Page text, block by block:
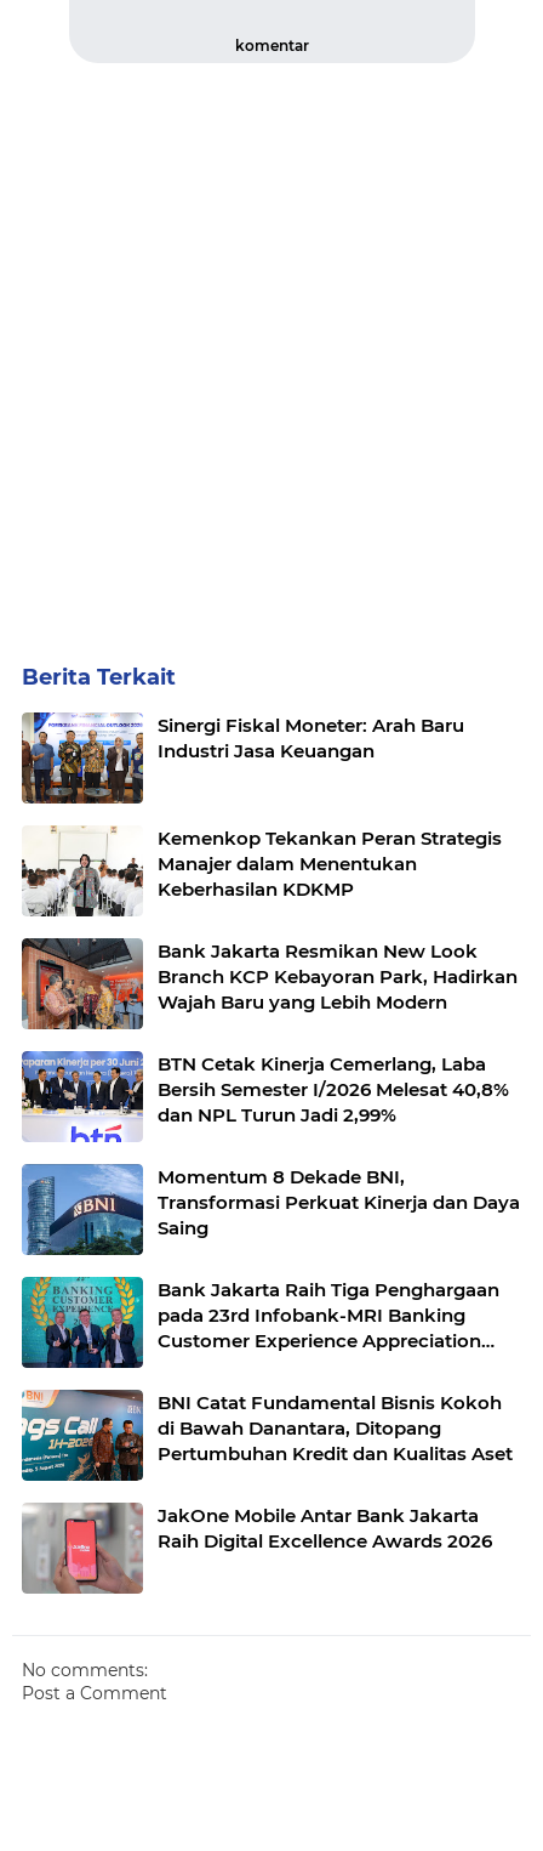
komentar
Berita Terkait
Sinergi Fiskal Moneter: Arah Baru
Industri Jasa Keuangan
Kemenkop Tekankan Peran Strategis
Manajer dalam Menentukan
Keberhasilan KDKMP
Bank Jakarta Resmikan New Look
Branch KCP Kebayoran Park, Hadirkan
Wajah Baru yang Lebih Modern
BTN Cetak Kinerja Cemerlang, Laba
Bersih Semester I/2026 Melesat 40,8%
dan NPL Turun Jadi 2,99%
Momentum 8 Dekade BNI,
Transformasi Perkuat Kinerja dan Daya
Saing
Bank Jakarta Raih Tiga Penghargaan
pada 23rd Infobank-MRI Banking
Customer Experience Appreciation
BNI Catat Fundamental Bisnis Kokoh
di Bawah Danantara, Ditopang
Pertumbuhan Kredit dan Kualitas Aset
JakOne Mobile Antar Bank Jakarta
Raih Digital Excellence Awards 2026
No comments:
Post a Comment